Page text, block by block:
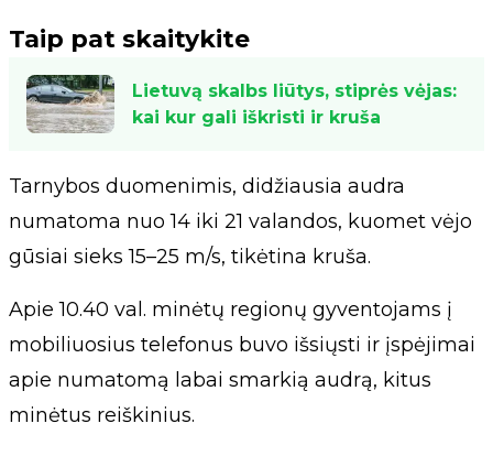
Taip pat skaitykite
Lietuvą skalbs liūtys, stiprės vėjas:
kai kur gali iškristi ir kruša
Tarnybos duomenimis, didžiausia audra
numatoma nuo 14 iki 21 valandos, kuomet vėjo
gūsiai sieks 15–25 m/s, tikėtina kruša.
Apie 10.40 val. minėtų regionų gyventojams į
mobiliuosius telefonus buvo išsiųsti ir įspėjimai
apie numatomą labai smarkią audrą, kitus
minėtus reiškinius.